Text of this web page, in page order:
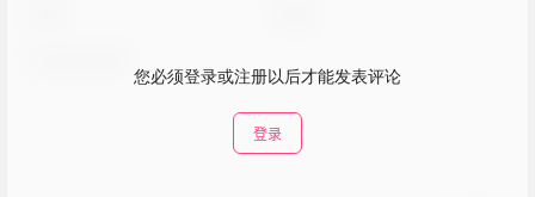
您必须登录或注册以后才能发表评论
登录